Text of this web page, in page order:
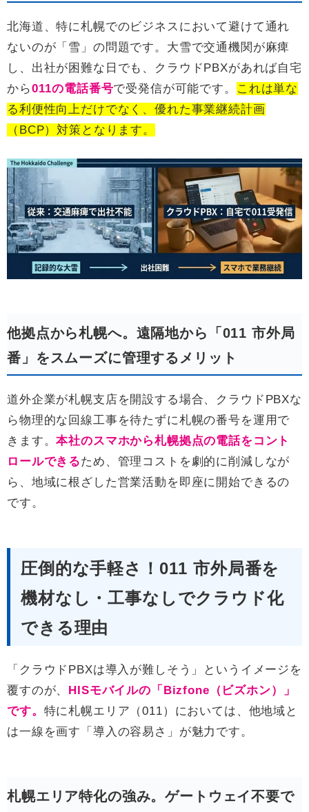
北海道、特に札幌でのビジネスにおいて避けて通れ
ないのが「雪」の問題です。大雪で交通機関が麻痺
し、出社が困難な日でも、クラウドPBXがあれば自宅
から011の電話番号で受発信が可能です。
これは単な
る利便性向上だけでなく、優れた事業継続計画
（BCP）対策となります。
他拠点から札幌へ。遠隔地から「011 市外局
番」をスムーズに管理するメリット
道外企業が札幌支店を開設する場合、クラウドPBXな
ら物理的な回線工事を待たずに札幌の番号を運用で
きます。本社のスマホから札幌拠点の電話をコント
ロールできるため、管理コストを劇的に削減しなが
ら、地域に根ざした営業活動を即座に開始できるの
です。
圧倒的な手軽さ！011 市外局番を
機材なし・工事なしでクラウド化
できる理由
「クラウドPBXは導入が難しそう」というイメージを
覆すのが、 HISモバイルの「Bizfone（ビズホン）」
です。 特に札幌エリア（011）においては、他地域と
は一線を画す「導入の容易さ」が魅力です。
札幌エリア特化の強み。ゲートウェイ不要で